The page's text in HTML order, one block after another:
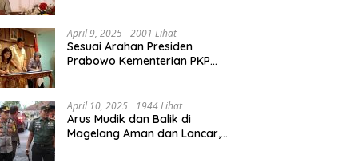
April 9, 2025 2001 Lihat
Sesuai Arahan Presiden
Prabowo Kementerian PKP
April 10, 2025 1944 Lihat
Arus Mudik dan Balik di
Magelang Aman dan Lancar,